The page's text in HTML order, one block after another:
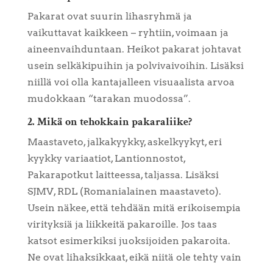
Pakarat ovat suurin lihasryhmä ja
vaikuttavat kaikkeen – ryhtiin, voimaan ja
aineenvaihduntaan. Heikot pakarat johtavat
usein selkäkipuihin ja polvivaivoihin. Lisäksi
niillä voi olla kantajalleen visuaalista arvoa
mudokkaan “tarakan muodossa”.
2. Mikä on tehokkain pakaraliike?
Maastaveto, jalkakyykky, askelkyykyt, eri
kyykky variaatiot, Lantionnostot,
Pakarapotkut laitteessa, taljassa. Lisäksi
SJMV, RDL (Romanialainen maastaveto).
Usein näkee, että tehdään mitä erikoisempia
virityksiä ja liikkeitä pakaroille. Jos taas
katsot esimerkiksi juoksijoiden pakaroita.
Ne ovat lihaksikkaat, eikä niitä ole tehty vain